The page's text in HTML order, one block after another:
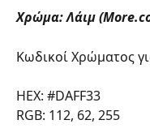
Χρώμα: Λάιμ
Κωδικοί Χρώματος
HEX: #DAFF33
RGB: 112, 62, 255